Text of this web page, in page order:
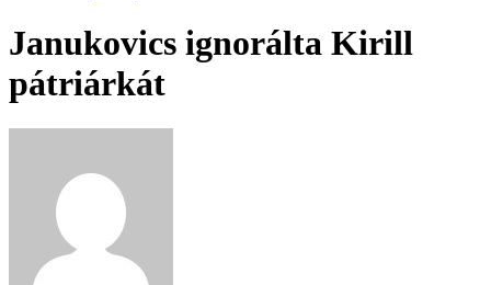
Janukovics ignorálta Kirill
pátriárkát